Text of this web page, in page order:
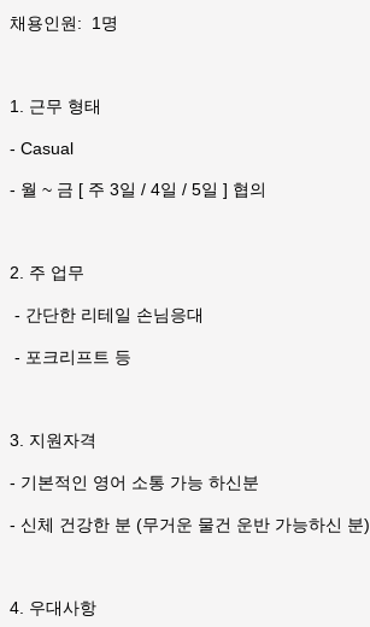
채용인원: 1명
1. 근무 형태
- Casual
- 월 ~ 금 [ 주 3일 / 4일 / 5일 ] 협의
2. 주 업무
- 간단한 리테일 손님응대
- 포크리프트 등
3. 지원자격
- 기본적인 영어 소통 가능 하신분
- 신체 건강한 분 (무거운 물건 운반 가능하신 분)
4. 우대사항